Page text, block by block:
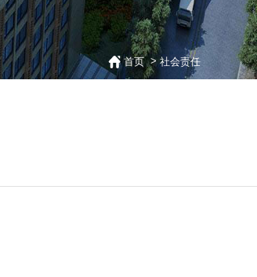
首页 > 社会责任